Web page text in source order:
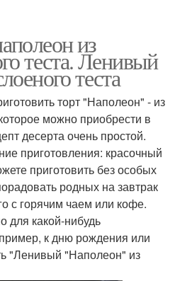
из
теста. Ленивый
теста
торт "Наполеон" - из
можно приобрести в
десерта очень простой.
приготовления: красочный
приготовить без особых
родных на завтрак
с горячим чаем или кофе.
для какой-нибудь
к дню рождения или
"Ленивый "Наполеон" из